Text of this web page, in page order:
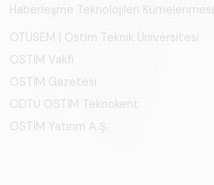
Haberleşme Teknolojileri Kümelenmesi
OTÜSEM | Ostim Teknik Üniversitesi
OSTİM Vakfı
OSTİM Gazetesi
ODTÜ OSTİM Teknokent
OSTİM Yatırım A.Ş.